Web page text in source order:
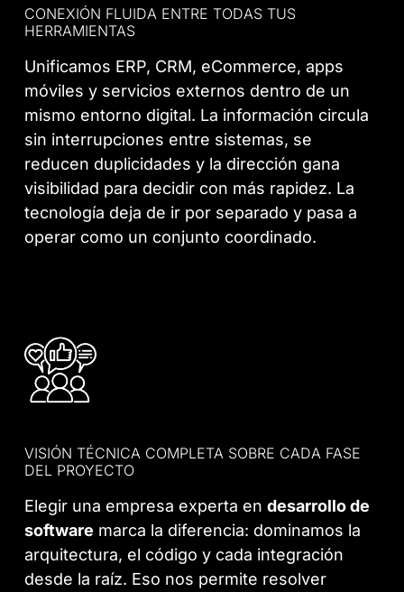
CONEXIÓN FLUIDA ENTRE TODAS TUS
HERRAMIENTAS
Unificamos ERP, CRM, eCommerce, apps
móviles y servicios externos dentro de un
mismo entorno digital. La información circula
sin interrupciones entre sistemas, se
reducen duplicidades y la dirección gana
visibilidad para decidir con más rapidez. La
tecnología deja de ir por separado y pasa a
operar como un conjunto coordinado.
VISIÓN TÉCNICA COMPLETA SOBRE CADA FASE
DEL PROYECTO
Elegir una empresa experta endesarrollo de
software marca la diferencia: dominamos la
arquitectura, el código y cada integración
desde la raíz. Eso nos permite resolver